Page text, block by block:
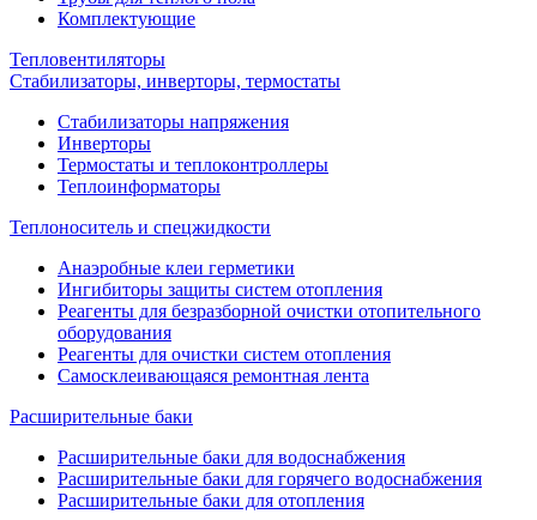
Комплектующие
Тепловентиляторы
Стабилизаторы, инверторы, термостаты
Стабилизаторы напряжения
Инверторы
Термостаты и теплоконтроллеры
Теплоинформаторы
Теплоноситель и спецжидкости
Анаэробные клеи герметики
Ингибиторы защиты систем отопления
Реагенты для безразборной очистки отопительного
оборудования
Реагенты для очистки систем отопления
Самосклеивающаяся ремонтная лента
Расширительные баки
Расширительные баки для водоснабжения
Расширительные баки для горячего водоснабжения
Расширительные баки для отопления